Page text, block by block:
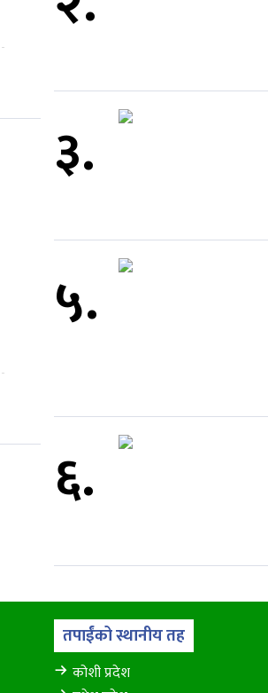
३.
५.
६.
तपाईंको स्थानीय तह
कोशी प्रदेश